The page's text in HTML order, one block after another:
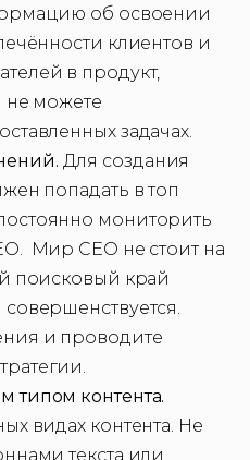
об освоении
клиентов и
в продукт,
не можете
задачах.
Для создания
попадать в топ
мониторить
Мир СЕО не стоит на
поисковый край
и проводите
типом контента.
видах контента. Не
текста или